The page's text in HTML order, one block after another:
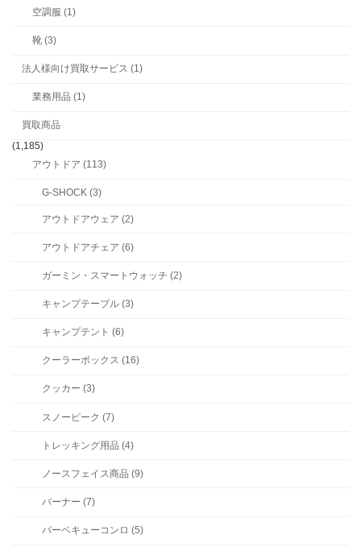
空調服 (1)
靴 (3)
法人様向け買取サービス (1)
業務用品 (1)
買取商品
(1,185)
アウトドア (113)
G-SHOCK (3)
アウトドアウェア (2)
アウトドアチェア (6)
ガーミン・スマートウォッチ (2)
キャンプテーブル (3)
キャンプテント (6)
クーラーボックス (16)
クッカー (3)
スノーピーク (7)
トレッキング用品 (4)
ノースフェイス商品 (9)
バーナー (7)
バーベキューコンロ (5)